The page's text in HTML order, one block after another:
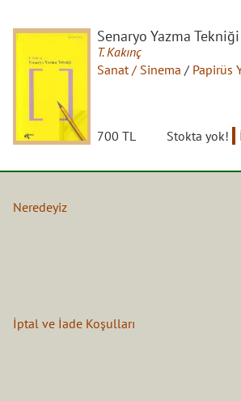
Senaryo Yazma Tekniği
T. Kakınç
Sanat / Sinema / Papirüs
700 TL Stokta yok!
Neredeyiz
İptal ve İade Koşulları